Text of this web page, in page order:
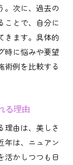
を両立する
研究の基本
ケア研究法
のポイント
続する方法
験談
研究の成果
ぶ理由とは
。次に、過去の
ことで、自分に
きます。具体的
時に悩みや要望
術例を比較する
る理由
理由は、美しさ
年は、ニュアン
活かしつつも日